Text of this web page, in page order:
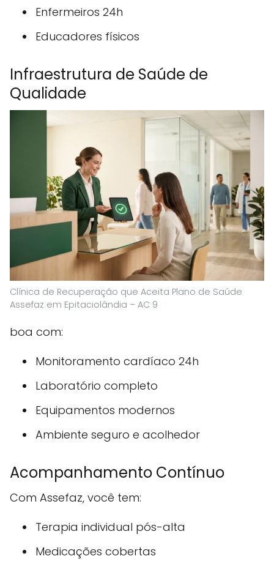
Enfermeiros 24h
Educadores físicos
Infraestrutura de Saúde de
Qualidade
Clínica de Recuperação que Aceita Plano de Saúde
Assefaz em Epitaciolândia – AC 9
boa com:
Monitoramento cardíaco 24h
Laboratório completo
Equipamentos modernos
Ambiente seguro e acolhedor
Acompanhamento Contínuo
Com Assefaz, você tem:
Terapia individual pós-alta
Medicações cobertas